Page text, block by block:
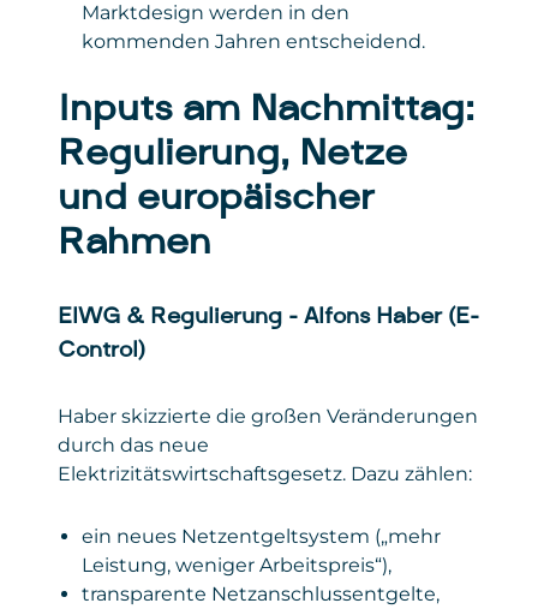
Marktdesign werden in den
kommenden Jahren entscheidend.
Inputs am Nachmittag:
Regulierung, Netze
und europäischer
Rahmen
ElWG & Regulierung – Alfons Haber (E-
Control)
Haber skizzierte die großen Veränderungen
durch das neue
Elektrizitätswirtschaftsgesetz. Dazu zählen:
ein neues Netzentgeltsystem („mehr
Leistung, weniger Arbeitspreis“),
transparente Netzanschlussentgelte,